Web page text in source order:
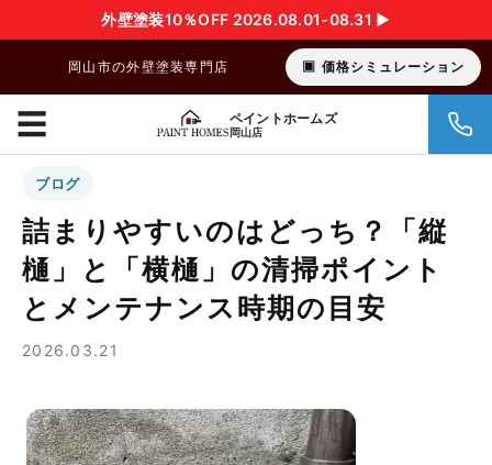
外壁塗装10％OFF 2026.08.01-08.31 ▶︎
岡山市の外壁塗装専門店 価格シミュレーション
ペイントホームズ
岡山店
☰
ブログ
詰まりやすいのはどっち？「縦
樋」と「横樋」の清掃ポイント
とメンテナンス時期の目安
2026.03.21